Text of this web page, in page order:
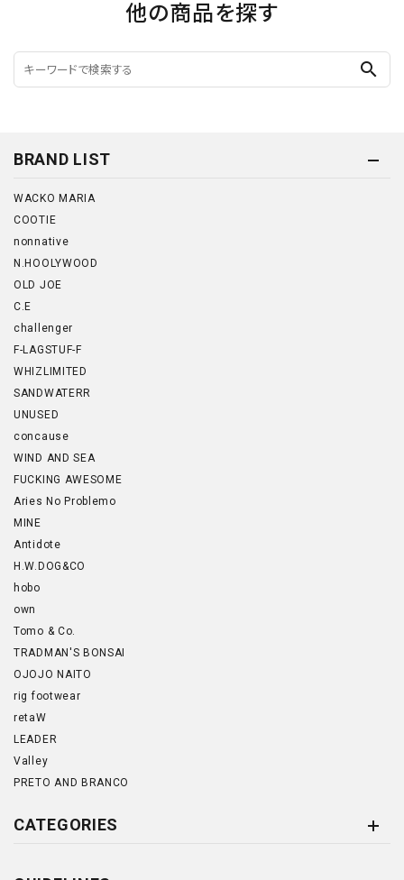
他の商品を探す
search
BRAND LIST
WACKO MARIA
COOTIE
nonnative
N.HOOLYWOOD
OLD JOE
C.E
challenger
F-LAGSTUF-F
WHIZLIMITED
SANDWATERR
UNUSED
concause
WIND AND SEA
FUCKING AWESOME
Aries No Problemo
MINE
Antidote
H.W.DOG&CO
hobo
own
Tomo & Co.
TRADMAN'S BONSAI
OJOJO NAITO
rig footwear
retaW
LEADER
Valley
PRETO AND BRANCO
CATEGORIES